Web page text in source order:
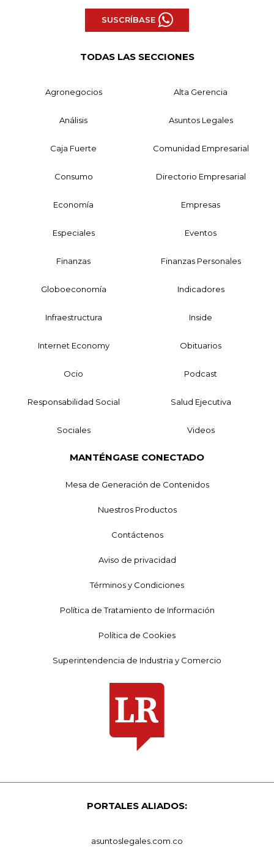
SUSCRÍBASE
TODAS LAS SECCIONES
Agronegocios Alta Gerencia
Análisis Asuntos Legales
Caja Fuerte Comunidad Empresarial
Consumo Directorio Empresarial
Economía Empresas
Especiales Eventos
Finanzas Finanzas Personales
Globoeconomía Indicadores
Infraestructura Inside
Internet Economy Obituarios
Ocio Podcast
Responsabilidad Social Salud Ejecutiva
Sociales Videos
MANTÉNGASE CONECTADO
Mesa de Generación de Contenidos
Nuestros Productos
Contáctenos
Aviso de privacidad
Términos y Condiciones
Política de Tratamiento de Información
Política de Cookies
Superintendencia de Industria y Comercio
PORTALES ALIADOS:
asuntoslegales.com.co